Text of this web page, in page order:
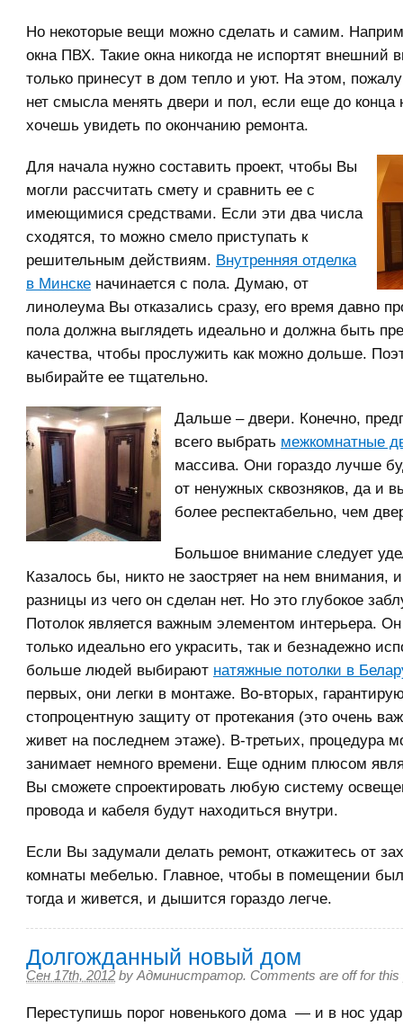
Но некоторые вещи можно сделать и самим.
окна ПВХ. Такие окна никогда не испортят внешний
только принесут в дом тепло и уют. На этом,
нет смысла менять двери и пол, если еще до конца
хочешь увидеть по окончанию ремонта.
Для начала нужно составить проект, чтобы Вы
могли рассчитать смету и сравнить ее с
имеющимися средствами. Если эти два числа
сходятся, то можно смело приступать к
решительным действиям. Внутренняя отделка
в Минске начинается с пола. Думаю, от
линолеума Вы отказались сразу, его время давно
пола должна выглядеть идеально и должна быть
качества, чтобы прослужить как можно дольше.
выбирайте ее тщательно.
Дальше – двери. Конечно,
всего выбрать межкомнатные
массива. Они гораздо лучше
от ненужных сквозняков, да и
более респектабельно, чем
Большое внимание следует
Казалось бы, никто не заостряет на нем внимания,
разницы из чего он сделан нет. Но это глубокое
Потолок является важным элементом интерьера.
только идеально его украсить, так и безнадежно
больше людей выбирают натяжные потолки в
первых, они легки в монтаже. Во-вторых,
стопроцентную защиту от протекания (это очень
живет на последнем этаже). В-третьих, процедура
занимает немного времени. Еще одним плюсом
Вы сможете спроектировать любую систему
провода и кабеля будут находиться внутри.
Если Вы задумали делать ремонт, откажитесь от
комнаты мебелью. Главное, чтобы в помещении
тогда и живется, и дышится гораздо легче.
Долгожданный новый дом
Сен 17th, 2012 by Администратор. Comments are off for this
Переступишь порог новенького дома — и в нос